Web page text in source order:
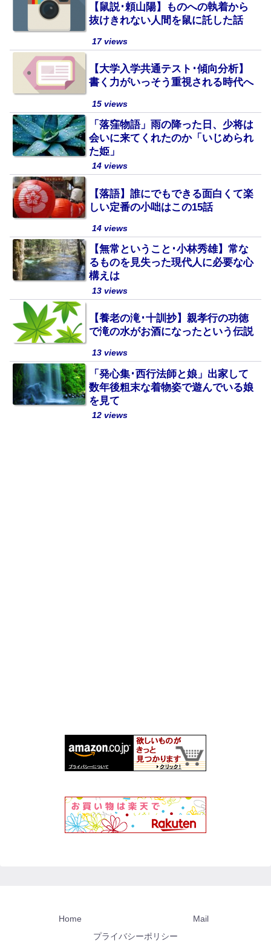
【鼠説･頼山陽】ものへの執着から
抜けきれない人間を鼠に託した話
17 views
【大学入学共通テスト･傾向分析】
書く力がいっそう重視される時代へ
15 views
「落窪物語」雨の降った日、少将は
会いに来てくれたのか「いじめられ
た姫」
14 views
【落語】誰にでもできる面白くて楽
しい定番の小咄はこの15話
14 views
【無常ということ･小林秀雄】常な
るものを見失った現代人に必要な心
構えは
13 views
【養老の滝･十訓抄】親孝行の功徳
で滝の水がお酒になったという伝説
13 views
「発心集･西行法師と娘」出家して
数年後粗末な着物姿で遊んでいる娘
を見て
12 views
Home
Mail
プライバシーポリシー